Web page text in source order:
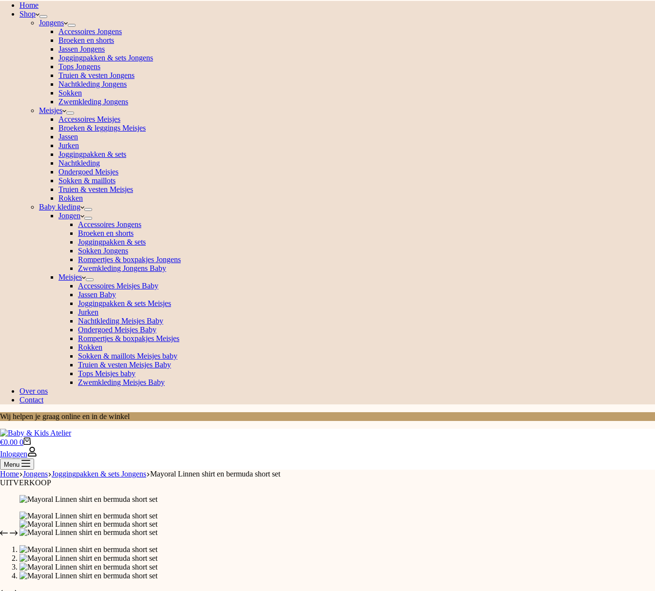
Home
Shop
Jongens
Accessoires Jongens
Broeken en shorts
Jassen Jongens
Joggingpakken & sets Jongens
Tops Jongens
Truien & vesten Jongens
Nachtkleding Jongens
Sokken
Zwemkleding Jongens
Meisjes
Accessoires Meisjes
Broeken & leggings Meisjes
Jassen
Jurken
Joggingpakken & sets
Nachtkleding
Ondergoed Meisjes
Sokken & maillots
Truien & vesten Meisjes
Rokken
Baby kleding
Jongen
Accessoires Jongens
Broeken en shorts
Joggingpakken & sets
Sokken Jongens
Rompertjes & boxpakjes Jongens
Zwemkleding Jongens Baby
Meisjes
Accessoires Meisjes Baby
Jassen Baby
Joggingpakken & sets Meisjes
Jurken
Nachtkleding Meisjes Baby
Ondergoed Meisjes Baby
Rompertjes & boxpakjes Meisjes
Rokken
Sokken & maillots Meisjes baby
Truien & vesten Meisjes Baby
Tops Meisjes baby
Zwemkleding Meisjes Baby
Over ons
Contact
Wij helpen je graag online en in de winkel
€0.00 0
Inloggen
Menu
Home Jongens Joggingpakken & sets Jongens Mayoral Linnen shirt en bermuda short set
UITVERKOOP